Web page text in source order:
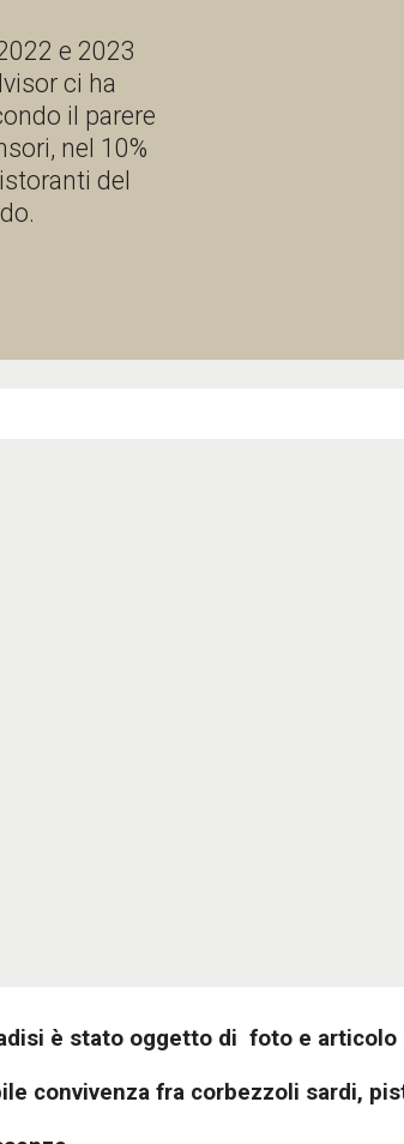
e 2023
ci ha
il parere
nel 10%
del
è stato oggetto di foto e articolo
convivenza fra corbezzoli sardi,